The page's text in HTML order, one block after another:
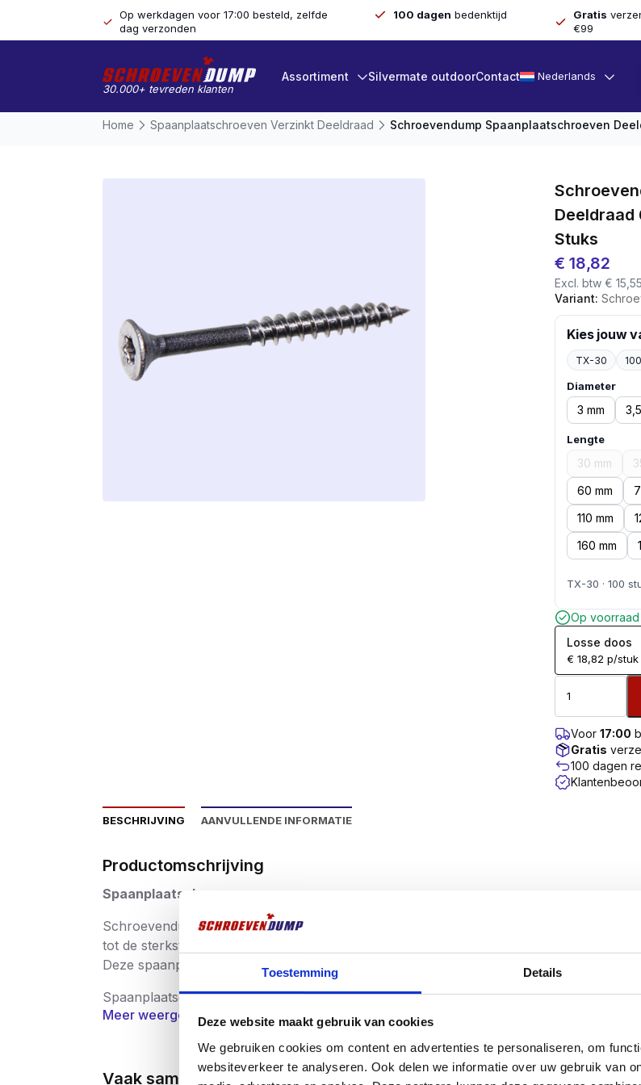
Toestemming Details
Deze website maakt gebruik van cookies
We gebruiken cookies om content en advertenties te personaliseren, om
websiteverkeer te analyseren. Ook delen we informatie over uw gebruik van
Op werkdagen voor 17:00 besteld, zelfde
dag verzonden
100 dagen bedenktijd Gratis
€99
30.000+ tevreden klanten
Assortiment Silvermate outdoorContact Nederlands
Home Spaanplaatschroeven Verzinkt Deeldraad Schroevendump Spaanplaatschroeven
Deeldraad
Stuks
€ 18,82
Excl. btw € 15,55
Variant:
Kies jouw
TX-30
Diameter
3 mm
Lengte
30 mm
60 mm
110 mm
160 mm
TX-30 · 100
Op voorraad
Losse doos
€ 18,82 p/stuk
Voor 17:00
Gratis
100 dagen
BESCHRIJVING AANVULLENDE INFORMATIE
Productomschrijving
Spaanplaatschroeven
Schroevendump spaanplaatschroeven hebben een Torx (TX) aandrijving. De schroef
tot de sterkste in zijn soort behoort.
Deze spaanplaatschroeven zijn verkrijgbaar in een verzinkte uitvoering.
Spaanplaatschroeven worden in zeer breed spectrum gebruikt en staan garant voor
productie streng gecontroleerd waardoor u gegarandeerd enkel met hoogwaardige
gezondheid, milieu en consumentenbescherming.
Meer weergeven
Vaak samen gekocht